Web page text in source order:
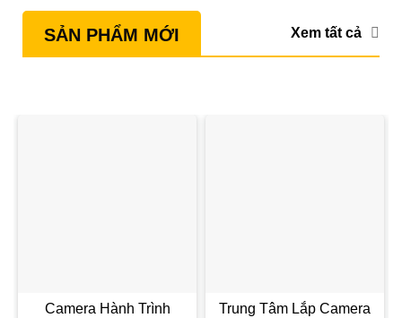
SẢN PHẨM MỚI Xem tất cả
Camera Hành Trình
Trung Tâm Lắp Camera